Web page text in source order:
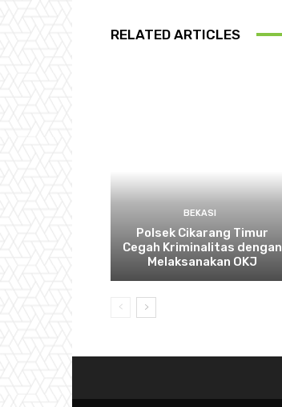
RELATED ARTICLES
BEKASI
Polsek Cikarang Timur
Cegah Kriminalitas dengan
Melaksanakan OKJ